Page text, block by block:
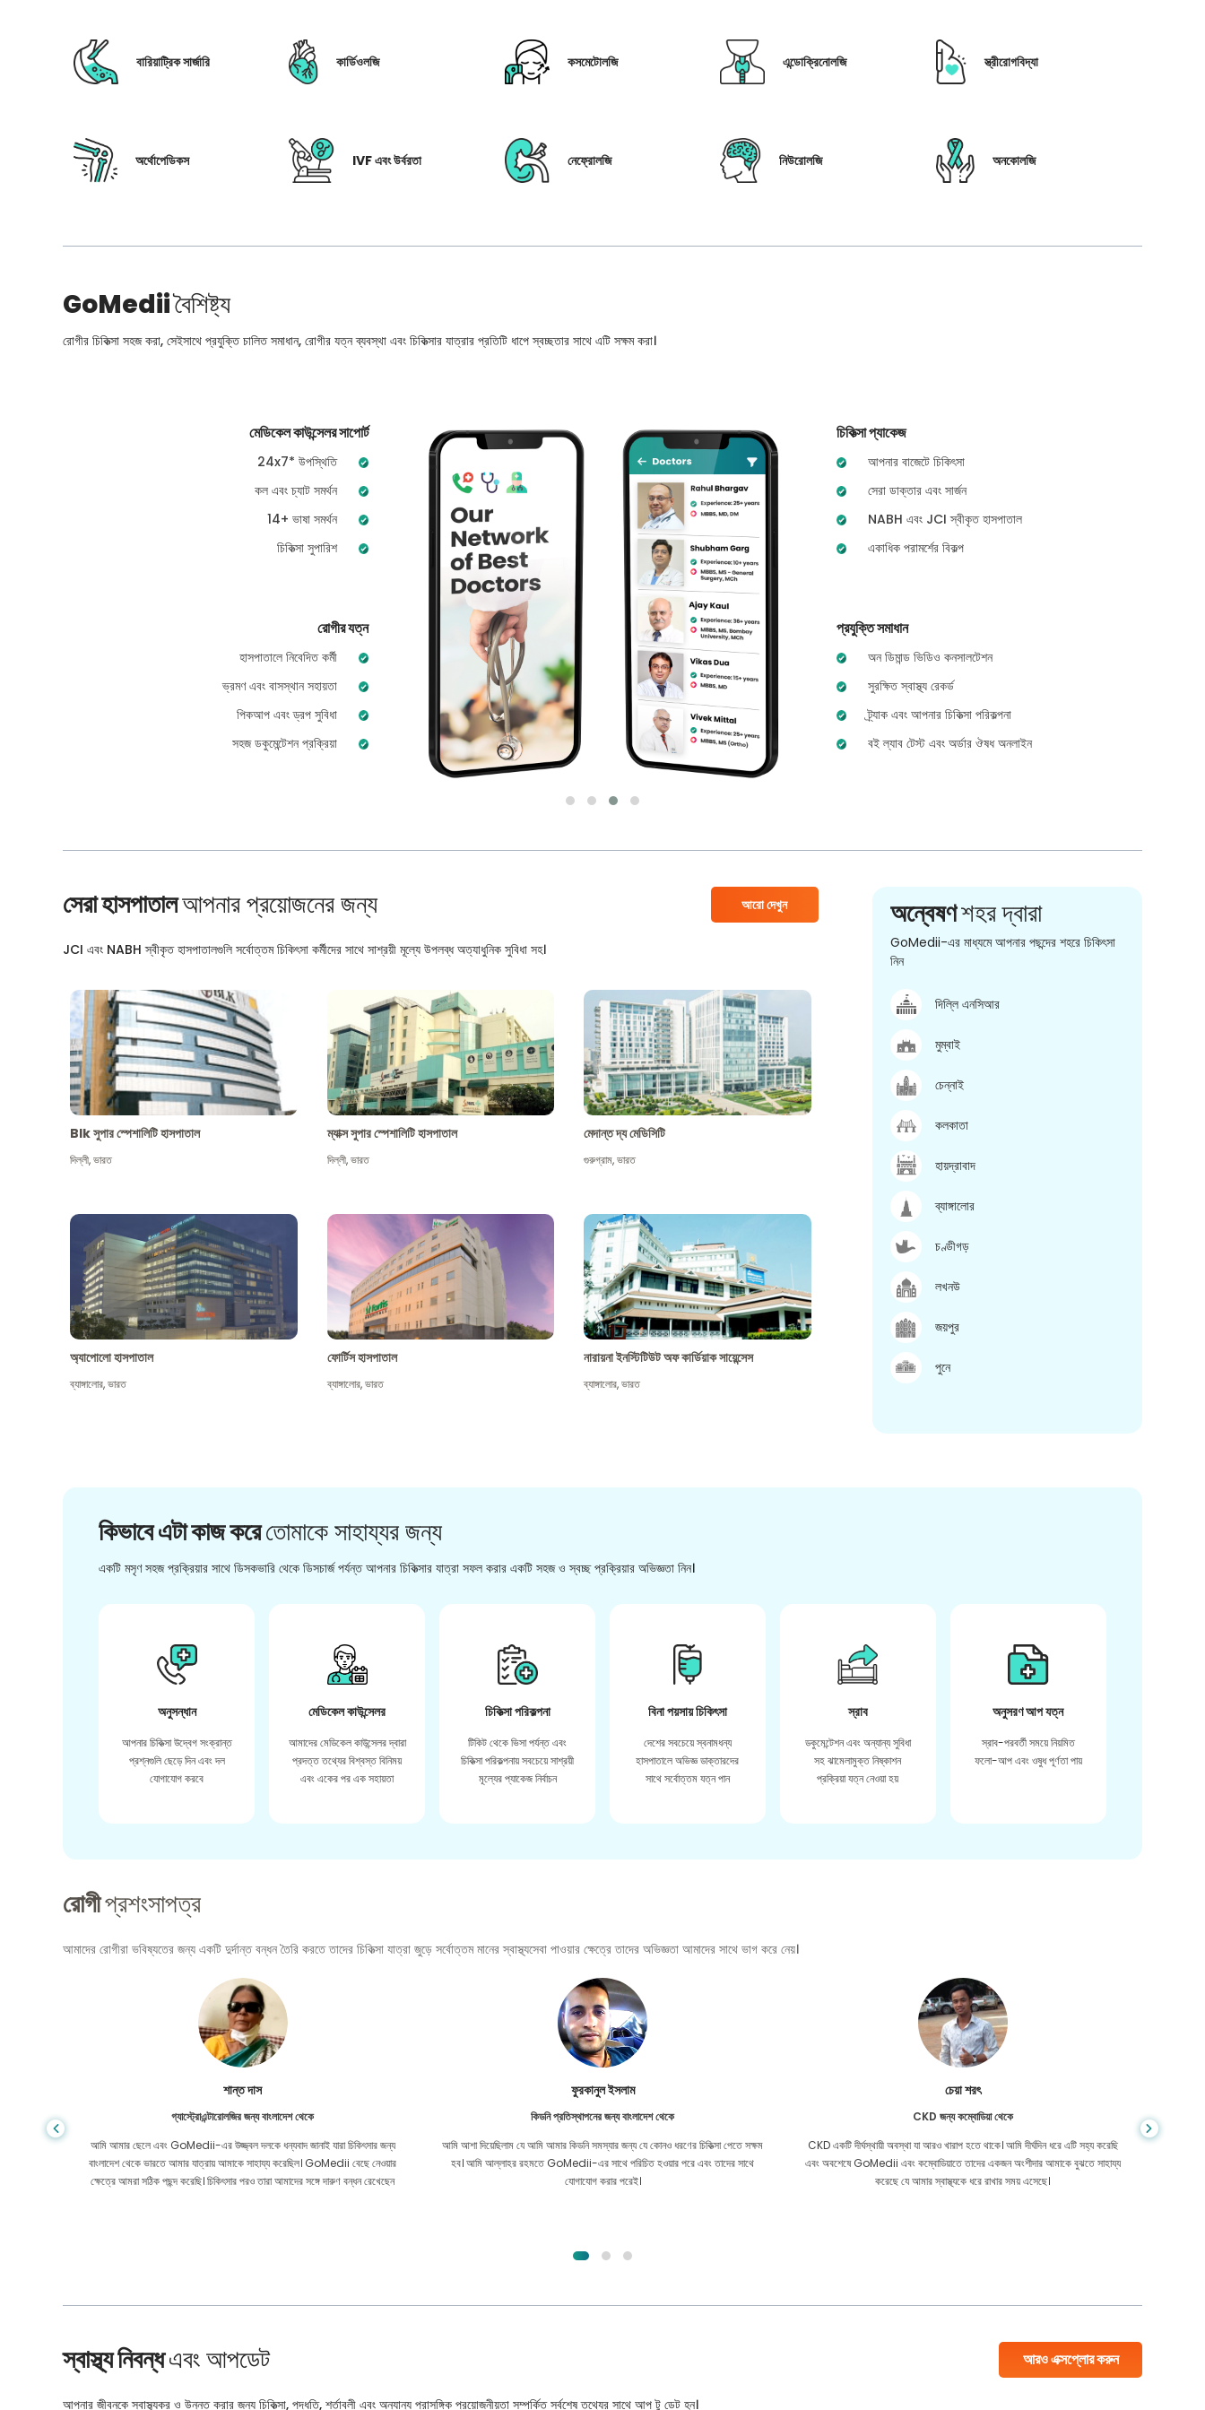
বারিয়াট্রিক সার্জারি কার্ডিওলজি কসমেটোলজি এন্ডোক্রিনোলজি স্ত্রীরোগবিদ্যা
অর্থোপেডিকস IVF এবং উর্বরতা নেফ্রোলজি নিউরোলজি অনকোলজি
GoMediiবৈশিষ্ট্য
রোগীর চিকিত্সা সহজ করা, সেইসাথে প্রযুক্তি চালিত সমাধান, রোগীর যত্ন ব্যবস্থা এবং চিকিত্সার যাত্রার প্রতিটি ধাপে স্বচ্ছতার সাথে এটি সক্ষম করা।
মেডিকেল কাউন্সেলর সাপোর্ট
24x7* উপস্থিতি
কল এবং চ্যাট সমর্থন
14+ ভাষা সমর্থন
চিকিত্সা সুপারিশ
রোগীর যত্ন
হাসপাতালে নিবেদিত কর্মী
ভ্রমণ এবং বাসস্থান সহায়তা
পিকআপ এবং ড্রপ সুবিধা
সহজ ডকুমেন্টেশন প্রক্রিয়া
চিকিত্সা প্যাকেজ
আপনার বাজেটে চিকিৎসা
সেরা ডাক্তার এবং সার্জন
NABH এবং JCI স্বীকৃত হাসপাতাল
একাধিক পরামর্শের বিকল্প
প্রযুক্তি সমাধান
অন ডিমান্ড ভিডিও কনসালটেশন
সুরক্ষিত স্বাস্থ্য রেকর্ড
ট্র্যাক এবং আপনার চিকিত্সা পরিকল্পনা
বই ল্যাব টেস্ট এবং অর্ডার ঔষধ অনলাইন
সেরা হাসপাতালআপনার প্রয়োজনের জন্য আরো দেখুন
JCI এবং NABH স্বীকৃত হাসপাতালগুলি সর্বোত্তম চিকিৎসা কর্মীদের সাথে সাশ্রয়ী মূল্যে উপলব্ধ অত্যাধুনিক সুবিধা সহ।
Blk সুপার স্পেশালিটি হাসপাতাল
দিল্লী,ভারত
ম্যাক্স সুপার স্পেশালিটি হাসপাতাল
দিল্লী,ভারত
মেদান্ত দ্য মেডিসিটি
গুরুগ্রাম,ভারত
অ্যাপোলো হাসপাতাল
ব্যাঙ্গালোর,ভারত
ফোর্টিস হাসপাতাল
ব্যাঙ্গালোর,ভারত
নারায়না ইনস্টিটিউট অফ কার্ডিয়াক সায়েন্সেস
ব্যাঙ্গালোর,ভারত
অন্বেষণশহর দ্বারা
GoMedii-এর মাধ্যমে আপনার পছন্দের শহরে চিকিৎসা
নিন
দিল্লি এনসিআর
মুম্বাই
চেন্নাই
কলকাতা
হায়দ্রাবাদ
ব্যাঙ্গালোর
চণ্ডীগড়
লখনউ
জয়পুর
পুনে
কিভাবে এটা কাজ করেতোমাকে সাহায্যর জন্য
একটি মসৃণ সহজ প্রক্রিয়ার সাথে ডিসকভারি থেকে ডিসচার্জ পর্যন্ত আপনার চিকিত্সার যাত্রা সফল করার একটি সহজ ও স্বচ্ছ প্রক্রিয়ার অভিজ্ঞতা নিন।
অনুসন্ধান
আপনার চিকিত্সা উদ্বেগ সংক্রান্ত
প্রশ্নগুলি ছেড়ে দিন এবং দল
যোগাযোগ করবে
মেডিকেল কাউন্সেলর
আমাদের মেডিকেল কাউন্সেলর দ্বারা
প্রদত্ত তথ্যের বিশ্বস্ত বিনিময়
এবং একের পর এক সহায়তা
চিকিত্সা পরিকল্পনা
টিকিট থেকে ভিসা পর্যন্ত এবং
চিকিত্সা পরিকল্পনায় সবচেয়ে সাশ্রয়ী
মূল্যের প্যাকেজ নির্বাচন
বিনা পয়সায় চিকিৎসা
দেশের সবচেয়ে স্বনামধন্য
হাসপাতালে অভিজ্ঞ ডাক্তারদের
সাথে সর্বোত্তম যত্ন পান
স্রাব
ডকুমেন্টেশন এবং অন্যান্য সুবিধা
সহ ঝামেলামুক্ত নিষ্কাশন
প্রক্রিয়া যত্ন নেওয়া হয়
অনুসরণ আপ যত্ন
স্রাব-পরবর্তী সময়ে নিয়মিত
ফলো-আপ এবং ওষুধ পূর্ণতা পায়
রোগীপ্রশংসাপত্র
আমাদের রোগীরা ভবিষ্যতের জন্য একটি দুর্দান্ত বন্ধন তৈরি করতে তাদের চিকিত্সা যাত্রা জুড়ে সর্বোত্তম মানের স্বাস্থ্যসেবা পাওয়ার ক্ষেত্রে তাদের অভিজ্ঞতা আমাদের সাথে ভাগ করে নেয়।
শান্ত দাস
গ্যাস্ট্রোএন্টারোলজির জন্য বাংলাদেশ থেকে
আমি আমার ছেলে এবং GoMedii-এর উজ্জ্বল দলকে ধন্যবাদ জানাই যারা চিকিৎসার জন্য
বাংলাদেশ থেকে ভারতে আমার যাত্রায় আমাকে সাহায্য করেছিল। GoMedii বেছে নেওয়ার
ক্ষেত্রে আমরা সঠিক পছন্দ করেছি। চিকিৎসার পরও তারা আমাদের সঙ্গে দারুণ বন্ধন রেখেছেন
ফুরকানুল ইসলাম
কিডনি প্রতিস্থাপনের জন্য বাংলাদেশ থেকে
আমি আশা দিয়েছিলাম যে আমি আমার কিডনি সমস্যার জন্য যে কোনও ধরণের চিকিত্সা পেতে সক্ষম
হব। আমি আল্লাহর রহমতে GoMedii-এর সাথে পরিচিত হওয়ার পরে এবং তাদের সাথে
যোগাযোগ করার পরেই।
চেয়া শরৎ
CKD জন্য কম্বোডিয়া থেকে
CKD একটি দীর্ঘস্থায়ী অবস্থা যা আরও খারাপ হতে থাকে। আমি দীর্ঘদিন ধরে এটি সহ্য করেছি
এবং অবশেষে GoMedii এবং কম্বোডিয়াতে তাদের একজন অংশীদার আমাকে বুঝতে সাহায্য
করেছে যে আমার স্বাস্থ্যকে ধরে রাখার সময় এসেছে।
স্বাস্থ্য নিবন্ধএবং আপডেট আরও এক্সপ্লোর করুন
আপনার জীবনকে স্বাস্থ্যকর ও উন্নত করার জন্য চিকিত্সা, পদ্ধতি, শর্তাবলী এবং অন্যান্য প্রাসঙ্গিক প্রয়োজনীয়তা সম্পর্কিত সর্বশেষ তথ্যের সাথে আপ টু ডেট হন।